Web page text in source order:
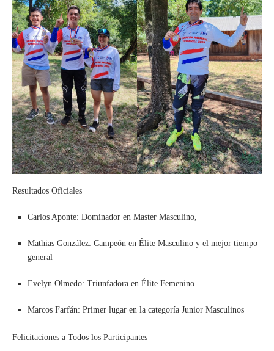
Resultados Oficiales
Carlos Aponte: Dominador en Master Masculino,
Mathias González: Campeón en Élite Masculino y el mejor tiempo
general
Evelyn Olmedo: Triunfadora en Élite Femenino
Marcos Farfán: Primer lugar en la categoría Junior Masculinos
Felicitaciones a Todos los Participantes